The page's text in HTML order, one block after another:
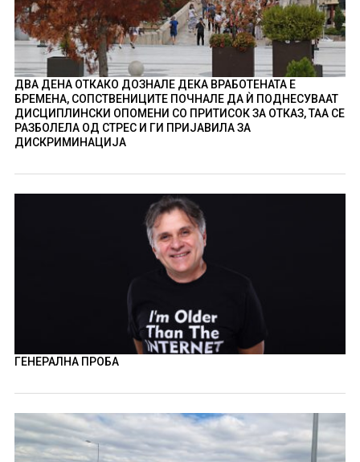
ДВА ДЕНА ОТКАКО ДОЗНАЛЕ ДЕКА ВРАБОТЕНАТА Е
БРЕМЕНА, СОПСТВЕНИЦИТЕ ПОЧНАЛЕ ДА Ѝ ПОДНЕСУВААТ
ДИСЦИПЛИНСКИ ОПОМЕНИ СО ПРИТИСОК ЗА ОТКАЗ, ТАА СЕ
РАЗБОЛЕЛА ОД СТРЕС И ГИ ПРИЈАВИЛА ЗА
ДИСКРИМИНАЦИЈА
ГЕНЕРАЛНА ПРОБА